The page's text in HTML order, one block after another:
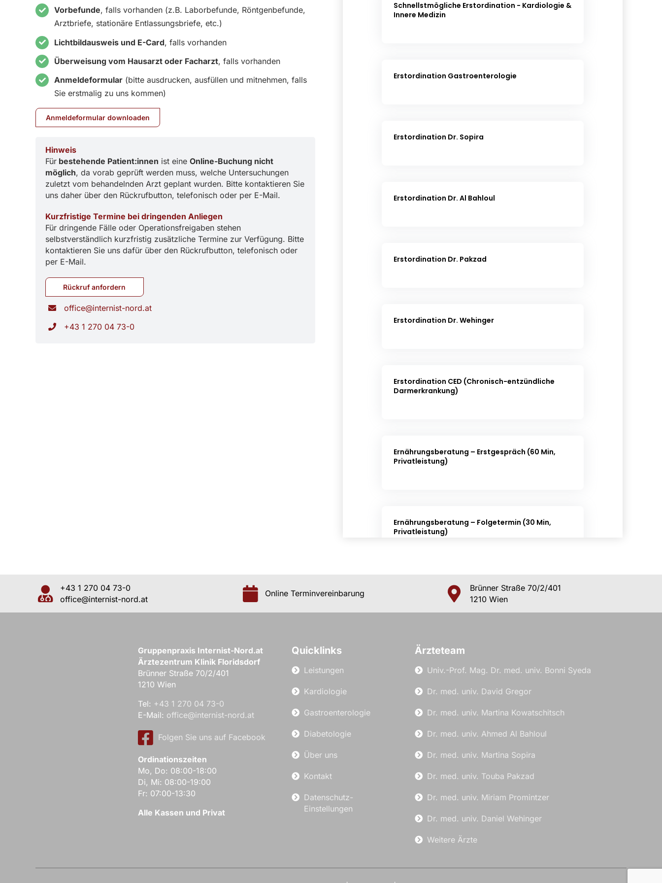
Vorbefunde, falls vorhanden (z.B. Laborbefunde, Röntgenbefunde,
Arztbriefe, stationäre Entlassungsbriefe, etc.)
Lichtbildausweis und E-Card, falls vorhanden
Überweisung vom Hausarzt oder Facharzt, falls vorhanden
Anmeldeformular (bitte ausdrucken, ausfüllen und mitnehmen, falls
Sie erstmalig zu uns kommen)
Anmeldeformular downloaden
Hinweis
Fürbestehende Patient:innen ist eine Online-Buchung nicht
möglich, da vorab geprüft werden muss, welche Untersuchungen
zuletzt vom behandelnden Arzt geplant wurden. Bitte kontaktieren Sie
uns daher über den Rückrufbutton, telefonisch oder per E-Mail.
Kurzfristige Termine bei dringenden Anliegen
Für dringende Fälle oder Operationsfreigaben stehen
selbstverständlich kurzfristig zusätzliche Termine zur Verfügung. Bitte
kontaktieren Sie uns dafür über den Rückrufbutton, telefonisch oder
per E-Mail.
Rückruf anfordern
office@internist-nord.at
+43 1 270 04 73-0
+43 1 270 04 73-0
office@internist-nord.at
Online Terminvereinbarung
Brünner Straße 70/2/401
1210 Wien
Gruppenpraxis Internist-Nord.at
Ärztezentrum Klinik Floridsdorf
Brünner Straße 70/2/401
1210 Wien
Tel: +43 1 270 04 73-0
E-Mail: office@internist-nord.at
Folgen Sie uns auf Facebook
Ordinationszeiten
Mo, Do: 08:00-18:00
Di, Mi: 08:00-19:00
Fr: 07:00-13:30
Alle Kassen und Privat
Quicklinks
Leistungen
Kardiologie
Gastroenterologie
Diabetologie
Über uns
Kontakt
Datenschutz-
Einstellungen
Ärzteteam
Univ.-Prof. Mag. Dr. med. univ. Bonni Syeda
Dr. med. univ. David Gregor
Dr. med. univ. Martina Kowatschitsch
Dr. med. univ. Ahmed Al Bahloul
Dr. med. univ. Martina Sopira
Dr. med. univ. Touba Pakzad
Dr. med. univ. Miriam Promintzer
Dr. med. univ. Daniel Wehinger
Weitere Ärzte